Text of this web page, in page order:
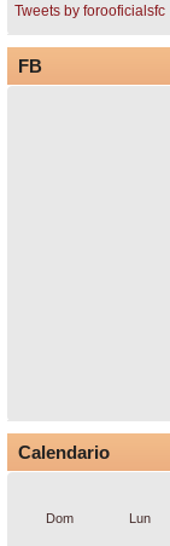
Tweets by forooficialsfc
FB
Calendario
Dom
Lun